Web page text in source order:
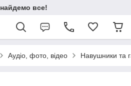
все!
Аудіо, фото, відео Навушники та